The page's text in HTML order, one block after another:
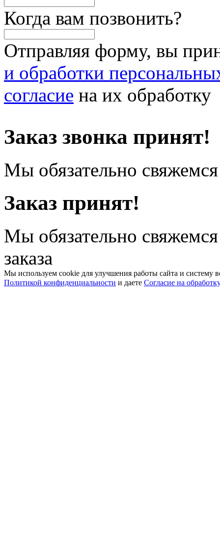
Когда вам позвонить?
Отправляя форму, вы
и обработки
согласие на их обработку
Заказ звонка принят!
Мы обязательно
Заказ принят!
Мы обязательно
заказа
Мы используем cookie для улучшения работы сайта и систему
Политикой конфиденциальности и даете Согласие на